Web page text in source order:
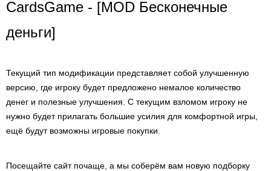
CardsGame - [MOD Бесконечные
деньги]
Текущий тип модификации представляет собой улучшенную
версию, где игроку будет предложено немалое количество
денег и полезные улучшения. С текущим взломом игроку не
нужно будет прилагать большие усилия для комфортной игры,
ещё будут возможны игровые покупки.
Посещайте сайт почаще, а мы соберём вам новую подборку